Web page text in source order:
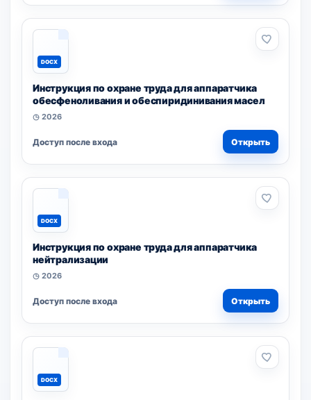
DOCX
Инструкция по охране труда для аппаратчика
обесфеноливания и обеспиридинивания масел
◷ 2026
Доступ после входа Открыть
DOCX
Инструкция по охране труда для аппаратчика
нейтрализации
◷ 2026
Доступ после входа Открыть
DOCX